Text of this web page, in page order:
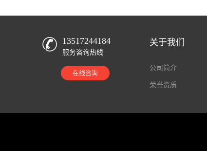
13517244184
服务咨询热线
在线咨询
关于我们
公司简介
荣誉资质